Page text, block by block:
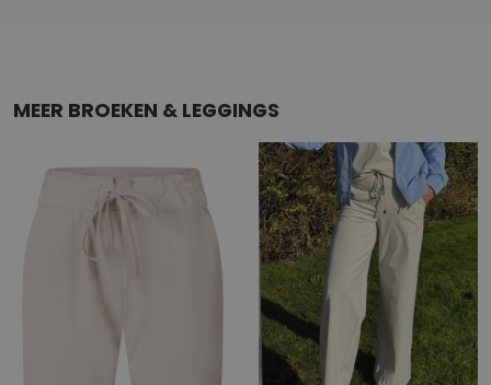
MEER BROEKEN & LEGGINGS